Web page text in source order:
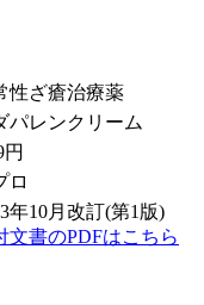
性ざ瘡治療薬
パレンクリーム
円
ロ
年10月改訂(第1版)
文書のPDFはこちら